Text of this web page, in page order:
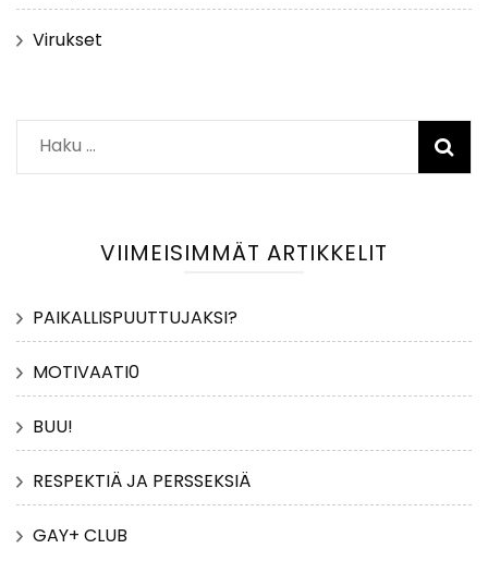
Virukset
Haku:
VIIMEISIMMÄT ARTIKKELIT
PAIKALLISPUUTTUJAKSI?
MOTIVAATI0
BUU!
RESPEKTIÄ JA PERSSEKSIÄ
GAY+ CLUB